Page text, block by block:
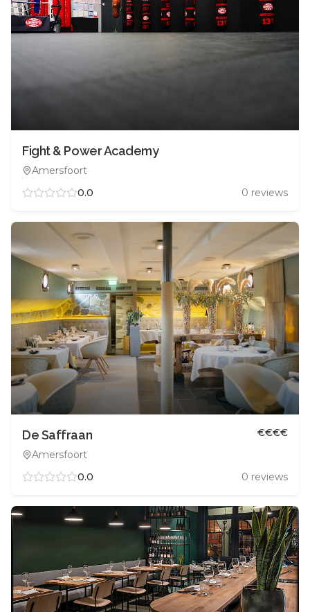
Fight & Power Academy
Amersfoort
0.0
0 reviews
De Saffraan
Amersfoort
€€€€
0.0 0 reviews